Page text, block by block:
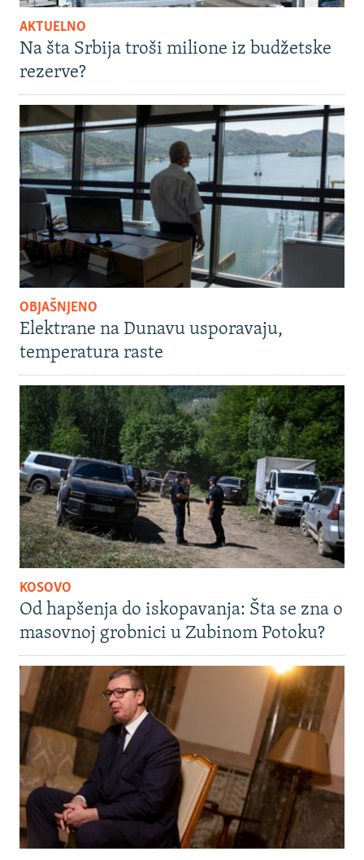
AKTUELNO
Na šta Srbija troši milione iz budžetske
rezerve?
OBJAŠNJENO
Elektrane na Dunavu usporavaju,
temperatura raste
KOSOVO
Od hapšenja do iskopavanja: Šta se zna o
masovnoj grobnici u Zubinom Potoku?